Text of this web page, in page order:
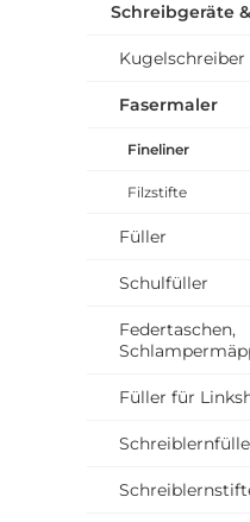
Schreibgeräte
Kugelschreiber
Fasermaler
Fineliner
Filzstifte
Füller
Schulfüller
Federtaschen,
Füller für